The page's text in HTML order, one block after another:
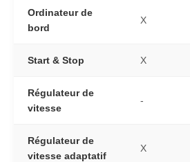
Ordinateur de
bord
X
Start & Stop X
Régulateur de
vitesse
-
Régulateur de
vitesse adaptatif
X